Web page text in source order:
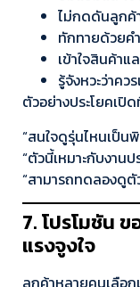
ไม่กดดันลูกค้
ทักทายด้วยค
เข้าใจสินค้าแ
รู้จังหวะว่าค
ตัวอย่างประโยคเปิ
“สนใจดูรุ่นไหนเป็น
“ตัวนี้เหมาะกับงาน
“สามารถทดลองดูตั
7. โปรโมชัน
แรงจูงใจ
ลูกค้าหลายคนเลือก